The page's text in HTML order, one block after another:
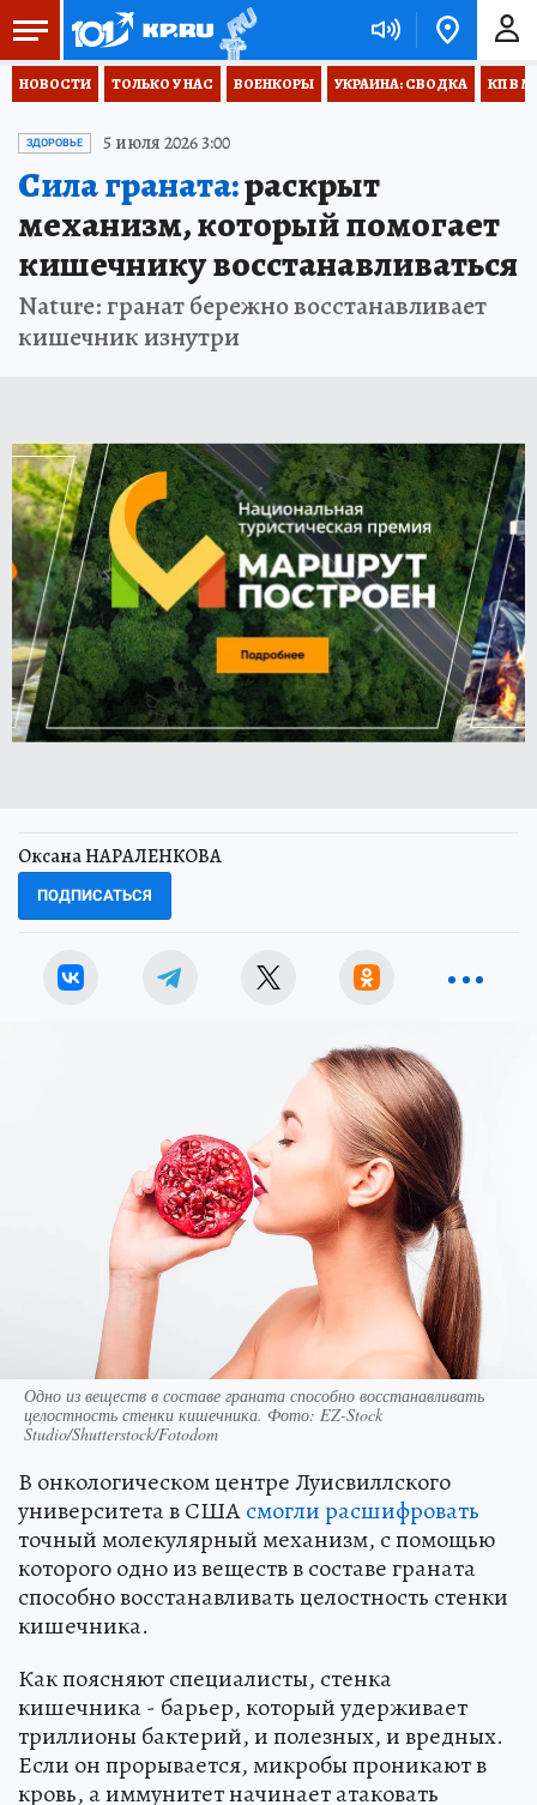
НОВОСТИ ТОЛЬКО У НАС ВОЕНКОРЫ УКРАИНА: СВОДКА КП В
ЗДОРОВЬЕ 5 июля 2026 3:00
Сила граната:раскрыт
механизм, который помогает
кишечнику восстанавливаться
Nature: гранат бережно восстанавливает
кишечник изнутри
Оксана НАРАЛЕНКОВА
ПОДПИСАТЬСЯ
Одно из веществ в составе граната способно восстанавливать
целостность стенки кишечника. Фото: EZ-Stock
Studio/Shutterstock/Fotodom
В онкологическом центре Луисвиллского
университета в СШАсмогли расшифровать
точный молекулярный механизм, с помощью
которого одно из веществ в составе граната
способно восстанавливать целостность стенки
кишечника.
Как поясняют специалисты, стенка
кишечника - барьер, который удерживает
триллионы бактерий, и полезных, и вредных.
Если он прорывается, микробы проникают в
кровь, а иммунитет начинает атаковать